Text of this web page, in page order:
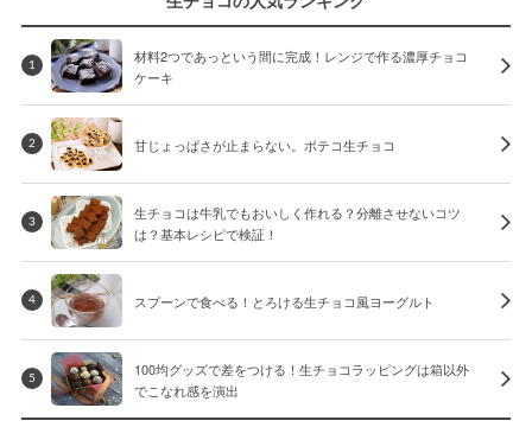
1
材料2つであっという間に完成！レンジで作る濃厚チョコ
ケーキ
2 甘じょっぱさが止まらない。ポテコ生チョコ
3
生チョコは牛乳でもおいしく作れる？分離させないコツ
は？基本レシピで検証！
4 スプーンで食べる！とろける生チョコ風ヨーグルト
5
100均グッズで差をつける！生チョコラッピングは箱以外
でこなれ感を演出